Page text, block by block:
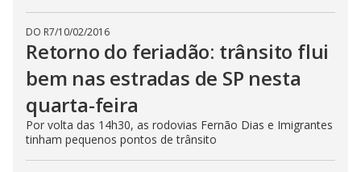
DO R7/10/02/2016
Retorno do feriadão: trânsito flui
bem nas estradas de SP nesta
quarta-feira
Por volta das 14h30, as rodovias Fernão Dias e Imigrantes
tinham pequenos pontos de trânsito